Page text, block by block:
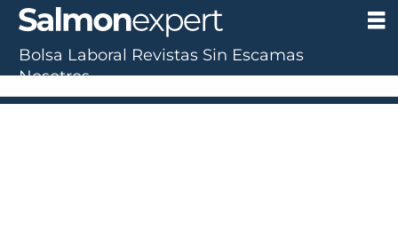
Bolsa Laboral Revistas Sin Escamas
Nosotros